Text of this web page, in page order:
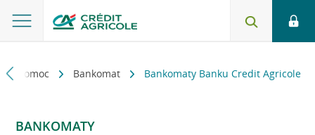
i pomoc Bankomat Bankomaty Banku Credit Agricole
BANKOMATY